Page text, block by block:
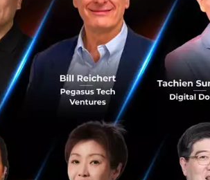
ข้อเสียที่เกิดขึ้นคือหากเ
มาคือการมาเร็วไปเร็ว
เยอะด้วยเช่นกัน ซึ่งทุกค
แต่สุดท้ายก็มองว่าสัดส่ว
สาเหตุหลักเป็นเพราะเจ้